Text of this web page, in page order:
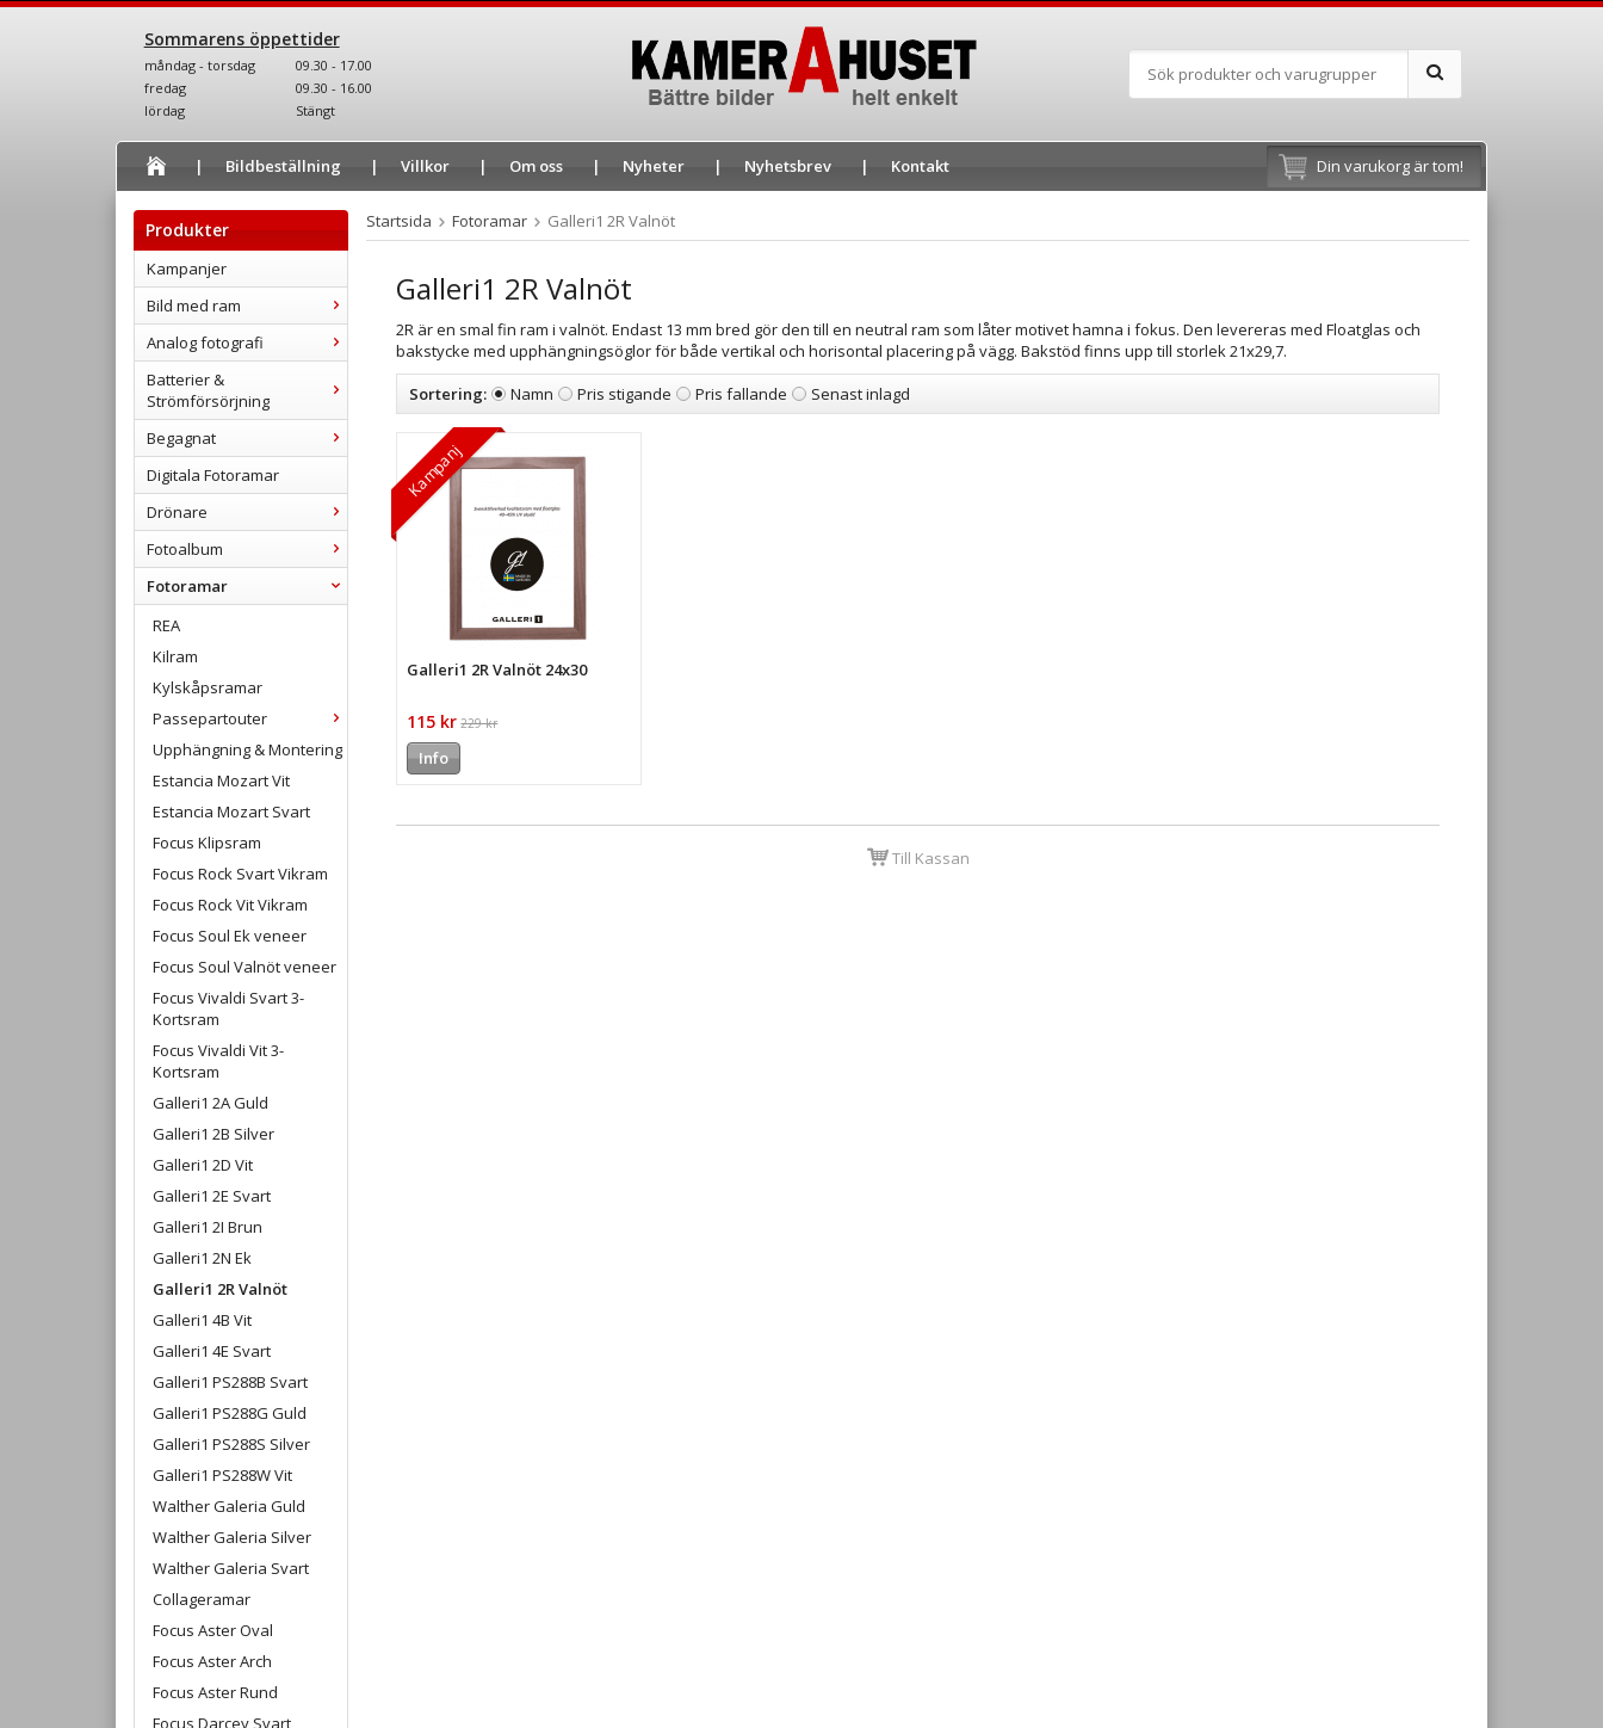
Sommarens öppettider
måndag - torsdag
09.30 - 17.00
fredag
09.30 - 16.00
lördag
Stängt
Bildbeställning Villkor Om oss Nyheter Nyhetsbrev Kontakt Din varukorg är tom!
Produkter
Kampanjer
Bild med ram
Analog fotografi
Batterier &
Strömförsörjning
Begagnat
Digitala Fotoramar
Drönare
Fotoalbum
Fotoramar
REA
Kilram
Kylskåpsramar
Passepartouter
Upphängning & Montering
Estancia Mozart Vit
Estancia Mozart Svart
Focus Klipsram
Focus Rock Svart Vikram
Focus Rock Vit Vikram
Focus Soul Ek veneer
Focus Soul Valnöt veneer
Focus Vivaldi Svart 3-
Kortsram
Focus Vivaldi Vit 3-
Kortsram
Galleri1 2A Guld
Galleri1 2B Silver
Galleri1 2D Vit
Galleri1 2E Svart
Galleri1 2I Brun
Galleri1 2N Ek
Galleri1 2R Valnöt
Galleri1 4B Vit
Galleri1 4E Svart
Galleri1 PS288B Svart
Galleri1 PS288G Guld
Galleri1 PS288S Silver
Galleri1 PS288W Vit
Walther Galeria Guld
Walther Galeria Silver
Walther Galeria Svart
Collageramar
Focus Aster Oval
Focus Aster Arch
Focus Aster Rund
Focus Darcey Svart
Startsida Fotoramar Galleri1 2R Valnöt
Galleri1 2R Valnöt
2R är en smal fin ram i valnöt. Endast 13 mm bred gör den till en neutral ram som låter motivet hamna i fokus. Den levereras med Floatglas och
bakstycke med upphängningsöglor för både vertikal och horisontal placering på vägg. Bakstöd finns upp till storlek 21x29,7.
Sortering:
Namn Pris stigande Pris fallande Senast inlagd
Kampanj
Galleri1 2R Valnöt 24x30
115 kr 229 kr
Info
Till Kassan